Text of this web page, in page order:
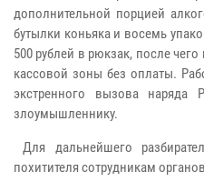
дополнительной порцией
бутылки коньяка и восемь
500 рублей в рюкзак, после
кассовой зоны без оплаты.
экстренного вызова наряда
злоумышленнику.
Для дальнейшего
похитителя сотрудникам